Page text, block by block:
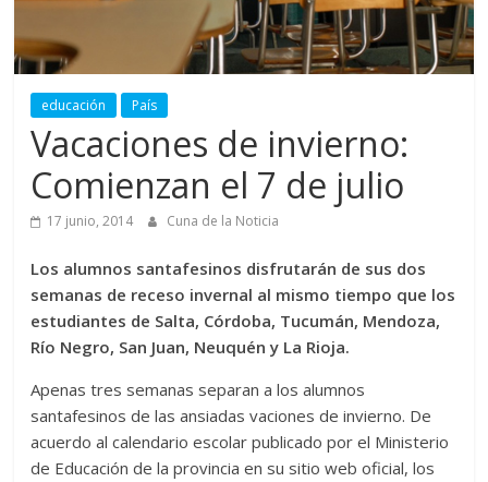
educación País
Vacaciones de invierno:
Comienzan el 7 de julio
17 junio, 2014 Cuna de la Noticia
Los alumnos santafesinos disfrutarán de sus dos
semanas de receso invernal al mismo tiempo que los
estudiantes de Salta, Córdoba, Tucumán, Mendoza,
Río Negro, San Juan, Neuquén y La Rioja.
Apenas tres semanas separan a los alumnos
santafesinos de las ansiadas vaciones de invierno. De
acuerdo al calendario escolar publicado por el Ministerio
de Educación de la provincia en su sitio web oficial, los